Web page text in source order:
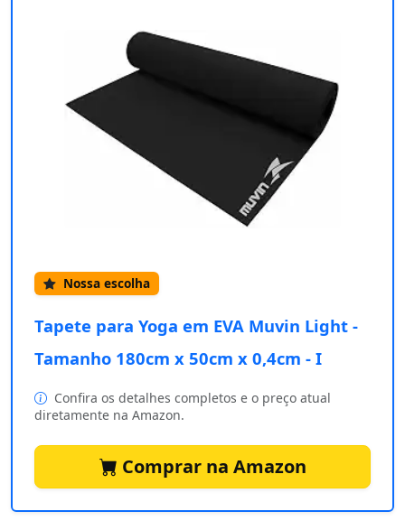
Nossa escolha
Tapete para Yoga em EVA Muvin Light -
Tamanho 180cm x 50cm x 0,4cm - I
Confira os detalhes completos e o preço atual
diretamente na Amazon.
Comprar na Amazon